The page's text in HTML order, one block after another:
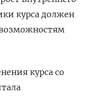
курса должен
курса со